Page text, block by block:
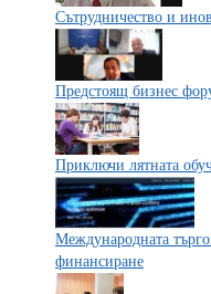
Сътрудничество и
Предстоящ бизнес
Приключи лятната
Международната
финансиране